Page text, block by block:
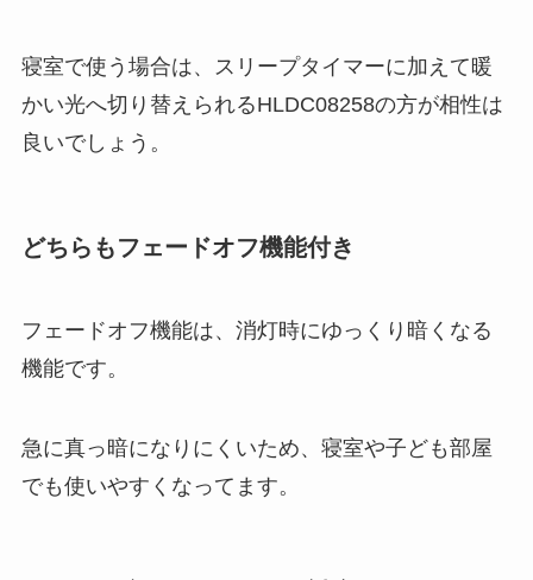
寝室で使う場合は、スリープタイマーに加えて暖
かい光へ切り替えられるHLDC08258の方が相性は
良いでしょう。
どちらもフェードオフ機能付き
フェードオフ機能は、消灯時にゆっくり暗くなる
機能です。
急に真っ暗になりにくいため、寝室や子ども部屋
でも使いやすくなってます。